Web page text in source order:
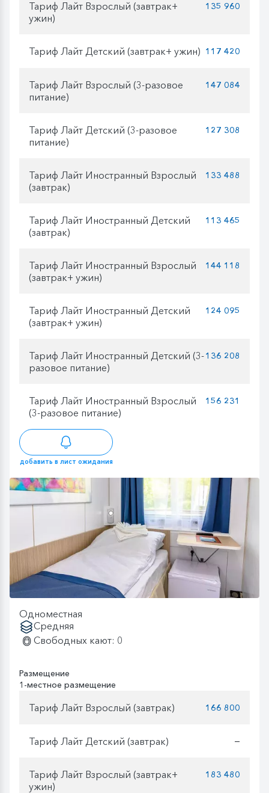
Тариф Лайт Взрослый (завтрак+
ужин)
135 960
Тариф Лайт Детский (завтрак+ ужин) 117 420
Тариф Лайт Взрослый (3-разовое
питание)
147 084
Тариф Лайт Детский (3-разовое
питание)
127 308
Тариф Лайт Иностранный Взрослый
(завтрак)
133 488
Тариф Лайт Иностранный Детский
(завтрак)
113 465
Тариф Лайт Иностранный Взрослый
(завтрак+ ужин)
144 118
Тариф Лайт Иностранный Детский
(завтрак+ ужин)
124 095
Тариф Лайт Иностранный Детский (3-
разовое питание)
136 208
Тариф Лайт Иностранный Взрослый
(3-разовое питание)
156 231
добавить в лист ожидания
Одноместная
Средняя
Свободных кают: 0
Размещение
1-местное размещение
Тариф Лайт Взрослый (завтрак) 166 800
Тариф Лайт Детский (завтрак) —
Тариф Лайт Взрослый (завтрак+
ужин)
183 480